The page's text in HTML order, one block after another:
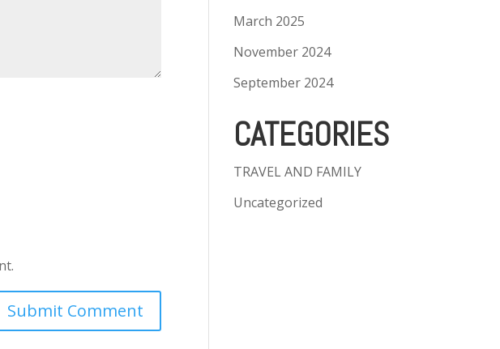
March 2025
November 2024
September 2024
CATEGORIES
TRAVEL AND FAMILY
Uncategorized